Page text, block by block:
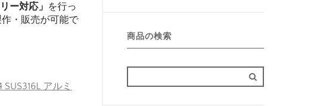
ー対応」 を行っ
・販売が可能で
アルミ
商品の検索